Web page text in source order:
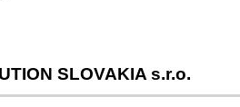
SLOVAKIA s.r.o.